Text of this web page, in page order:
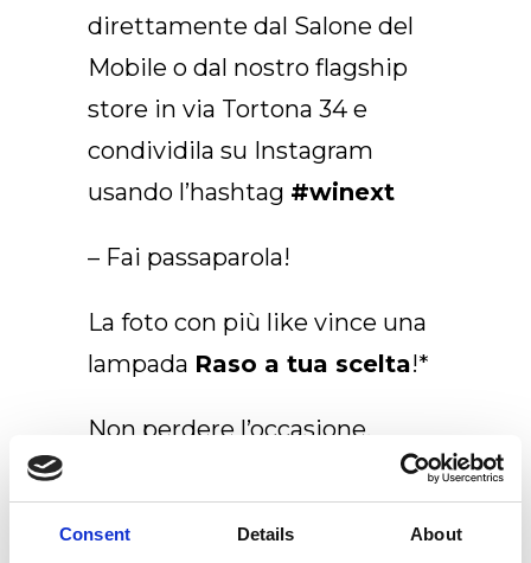
Consent Details About
direttamente dal Salone del
Mobile o dal nostro flagship
store in via Tortona 34 e
condividila su Instagram
usando l’hashtag #winext
– Fai passaparola!
La foto con più like vince una
lampada Raso a tua scelta!*
Non perdere l’occasione,